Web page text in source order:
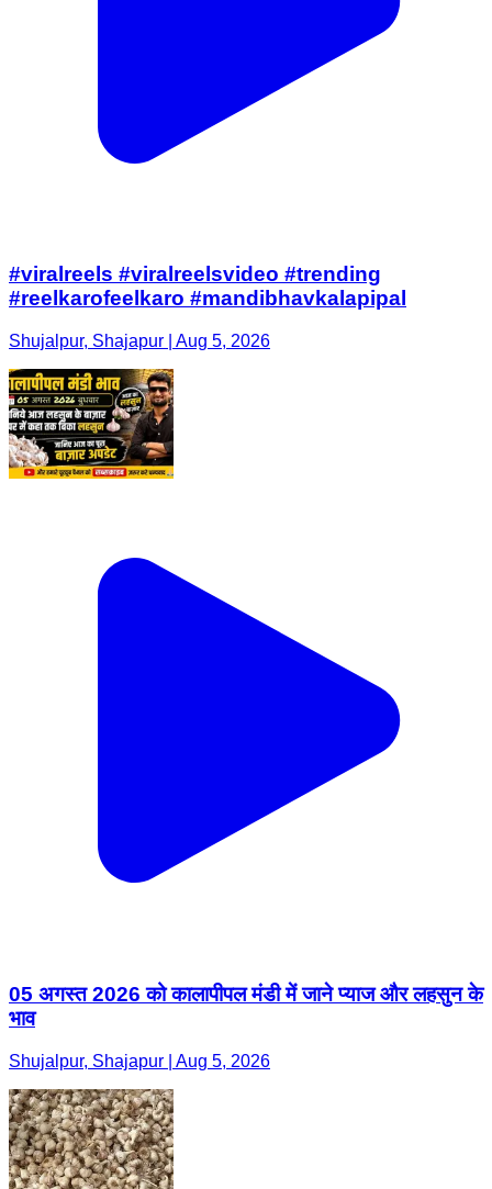
#viralreels #viralreelsvideo #trending
#reelkarofeelkaro #mandibhavkalapipal
Shujalpur, Shajapur | Aug 5, 2026
05 अगस्त 2026 को कालापीपल मंडी में जाने प्याज और लहसुन के
भाव
Shujalpur, Shajapur | Aug 5, 2026